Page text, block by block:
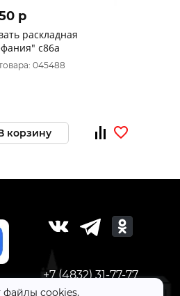
файлы cookies,
p
раскладная
с86а
045488
корзину
+7 (4832) 31-77-77